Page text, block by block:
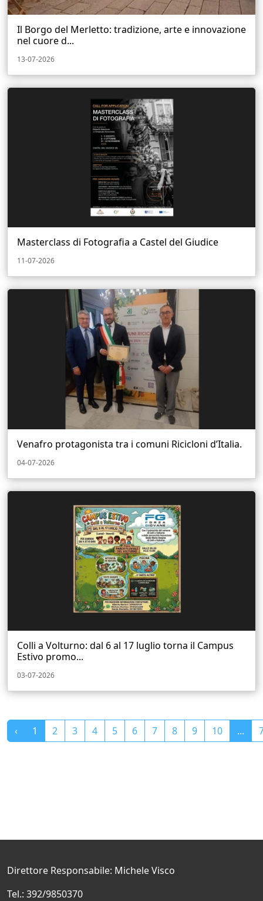
Il Borgo del Merletto: tradizione, arte e innovazione
nel cuore d...
13-07-2026
Masterclass di Fotografia a Castel del Giudice
11-07-2026
Venafro protagonista tra i comuni Ricicloni d’Italia.
04-07-2026
Colli a Volturno: dal 6 al 17 luglio torna il Campus
Estivo promo...
03-07-2026
‹ 1 2 3 4 5 6 7 8 9 10 ...
Direttore Responsabile: Michele Visco
Tel.: 392/9850370